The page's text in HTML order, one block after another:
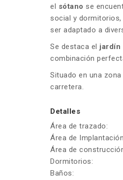
el sótano se
social y
ser adaptado a
Se destaca el jardín
combinación
Situado en una
carretera.
Detalles
Área de trazado:
Área de
Área de
Dormitorios:
Baños: